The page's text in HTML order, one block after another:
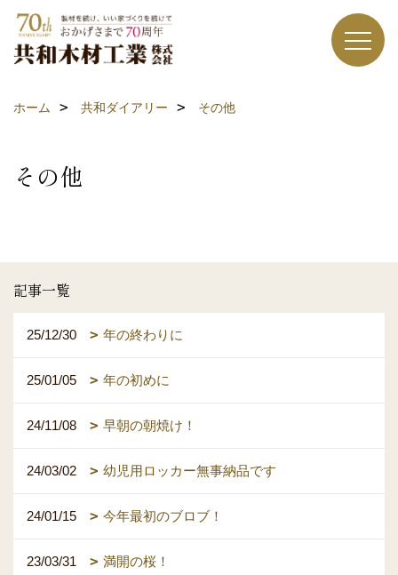
ホーム 共和ダイアリー その他
その他
記事一覧
25/12/30 年の終わりに
25/01/05 年の初めに
24/11/08 早朝の朝焼け！
24/03/02 幼児用ロッカー無事納品です
24/01/15 今年最初のブロブ！
23/03/31 満開の桜！